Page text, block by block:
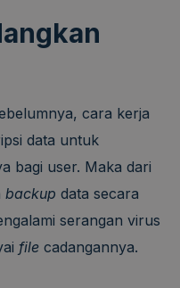
cara kerja
data untuk
bagi user. Maka dari
backup data secara
serangan virus
file cadangannya.